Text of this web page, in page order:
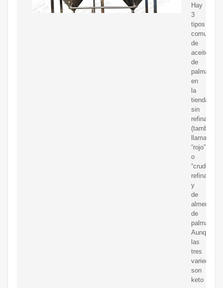
Hay
3
tipos
comunes
de
aceite
de
palma
en
la
tienda:
sin
refinar
(también
llamado
“rojo”
o
“crudo”),
refinado
y
de
almendra
de
palma.
Aunque
las
tres
variedades
son
keto